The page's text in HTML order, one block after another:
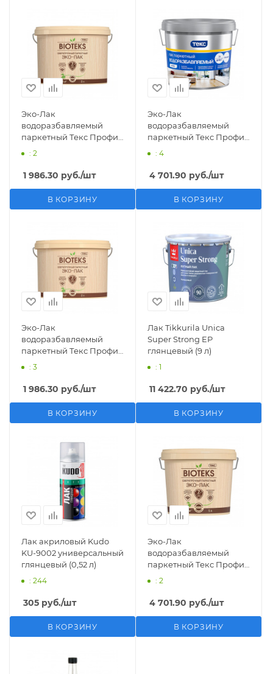
Эко-Лак
водоразбавляемый
паркетный Текс Профи
LD полуматовый (2 л)
: 2
1 986.30 руб./шт
В КОРЗИНУ
Эко-Лак
водоразбавляемый
паркетный Текс Профи
LD глянцевый (5 л)
: 4
4 701.90 руб./шт
В КОРЗИНУ
Эко-Лак
водоразбавляемый
паркетный Текс Профи
LD глянцевый (2 л)
: 3
1 986.30 руб./шт
В КОРЗИНУ
Лак Tikkurila Unica
Super Strong EP
глянцевый (9 л)
: 1
11 422.70 руб./шт
В КОРЗИНУ
Лак акриловый Kudo
KU-9002 универсальный
глянцевый (0,52 л)
: 244
305 руб./шт
В КОРЗИНУ
Эко-Лак
водоразбавляемый
паркетный Текс Профи
LD полуматовый (5 л)
: 2
4 701.90 руб./шт
В КОРЗИНУ